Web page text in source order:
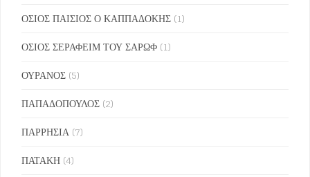
ΟΣΙΟΣ ΠΑΙΣΙΟΣ Ο ΚΑΠΠΑΔΟΚΗΣ (1)
ΟΣΙΟΣ ΣΕΡΑΦΕΙΜ ΤΟΥ ΣΑΡΩΦ (1)
ΟΥΡΑΝΟΣ (5)
ΠΑΠΑΔΟΠΟΥΛΟΣ (2)
ΠΑΡΡΗΣΙΑ (7)
ΠΑΤΑΚΗ (4)